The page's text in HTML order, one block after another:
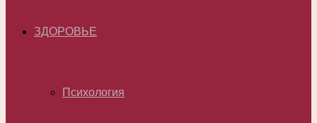
ЗДОРОВЬЕ
Психология